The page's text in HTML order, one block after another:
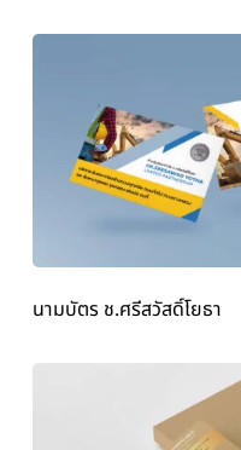
นามบัตร ช.ศรีสวัสดิ์โยธา